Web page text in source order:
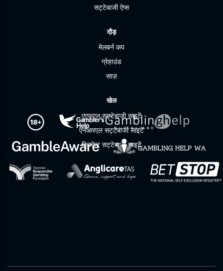
सट्टेबाजी ऐप्स
दौड़
मेलबर्न कप
ग्रेहाउंड
साज़
खेल
एएफएल सट्टेबाजी साइटें
एनआरएल सट्टेबाजी साइटें
क्रिकेट सट्टेबाजी साइटें